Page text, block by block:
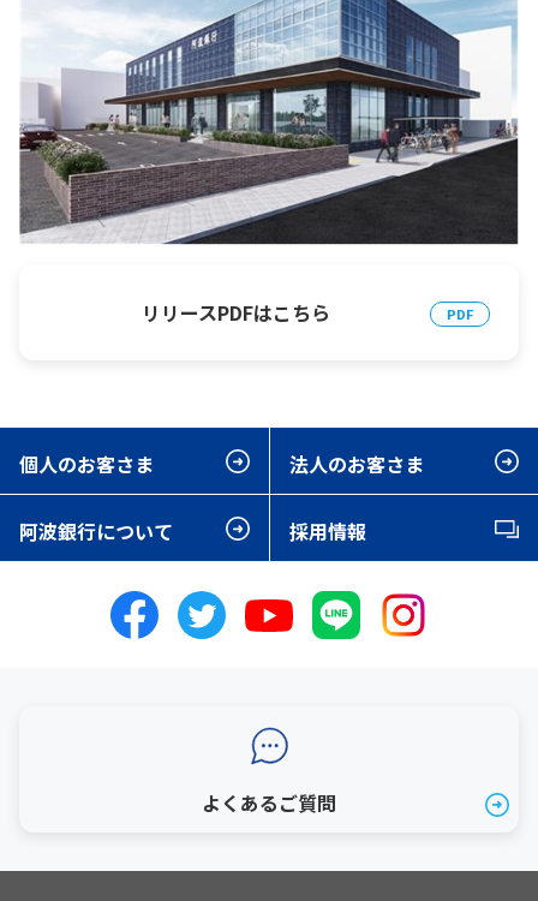
リリースPDFはこちら
個人のお客さま 法人のお客さま
阿波銀行について 採用情報
よくあるご質問